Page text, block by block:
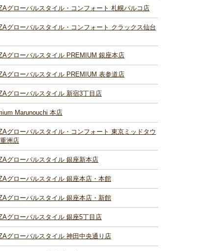
グローバルスタイル・コンフォート 札幌パルコ店
グローバルスタイル・コンフォート クラックス仙台
グローバルスタイル PREMIUM 銀座本店
グローバルスタイル PREMIUM 表参道店
グローバルスタイル 新宿3丁目店
Marunouchi 本店
グローバルスタイル・コンフォート 東京ミッドタウ
洲店
グローバルスタイル 銀座新本店
グローバルスタイル 銀座本店・本館
グローバルスタイル 銀座本店・新館
グローバルスタイル 銀座5丁目店
グローバルスタイル 神田中央通り店